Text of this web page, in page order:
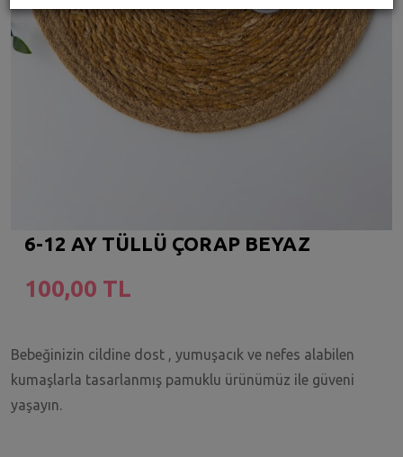
6-12 AY TÜLLÜ ÇORAP BEYAZ
100,00 TL
Bebeğinizin cildine dost , yumuşacık ve nefes alabilen
kumaşlarla tasarlanmış pamuklu ürünümüz ile güveni
yaşayın.